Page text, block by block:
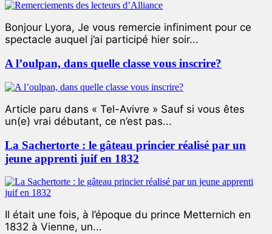
Bonjour Lyora, Je vous remercie infiniment pour ce
spectacle auquel j’ai participé hier soir...
A l’oulpan, dans quelle classe vous inscrire?
Article paru dans « Tel-Avivre » Sauf si vous êtes
un(e) vrai débutant, ce n’est pas...
La Sachertorte : le gâteau princier réalisé par un
jeune apprenti juif en 1832
Il était une fois, à l’époque du prince Metternich en
1832 à Vienne, un...